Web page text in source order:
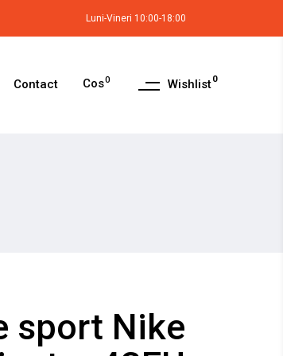
Luni-Vineri 10:00-18:00
Contact Cos0 Wishlist0
sport Nike